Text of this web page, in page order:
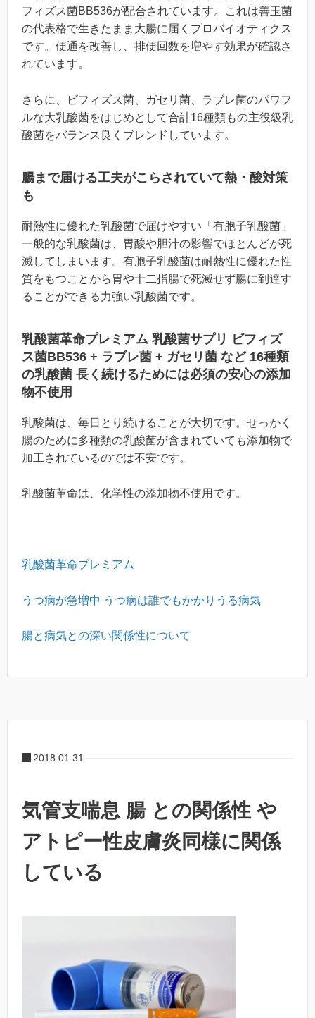
フィズス菌BB536が配合されています。これは善玉菌
の代表格で生きたまま大腸に届くプロバイオティクス
です。便通を改善し、排便回数を増やす効果が確認さ
れています。
さらに、ビフィズス菌、ガセリ菌、ラブレ菌のパワフ
ルな大乳酸菌をはじめとして合計16種類もの主役級乳
酸菌をバランス良くブレンドしています。
腸まで届ける工夫がこらされていて熱・酸対策
も
耐熱性に優れた乳酸菌で届けやすい「有胞子乳酸菌」
一般的な乳酸菌は、胃酸や胆汁の影響でほとんどが死
滅してしまいます。有胞子乳酸菌は耐熱性に優れた性
質をもつことから胃や十二指腸で死滅せず腸に到達す
ることができる力強い乳酸菌です。
乳酸菌革命プレミアム 乳酸菌サプリ ビフィズ
ス菌BB536 + ラブレ菌 + ガセリ菌 など 16種類
の乳酸菌 長く続けるためには必須の安心の添加
物不使用
乳酸菌は、毎日とり続けることが大切です。せっかく
腸のために多種類の乳酸菌が含まれていても添加物で
加工されているのでは不安です。
乳酸菌革命は、化学性の添加物不使用です。
乳酸菌革命プレミアム
うつ病が急増中 うつ病は誰でもかかりうる病気
腸と病気との深い関係性について
2018.01.31
気管支喘息 腸 との関係性 や
アトピー性皮膚炎同様に関係
している